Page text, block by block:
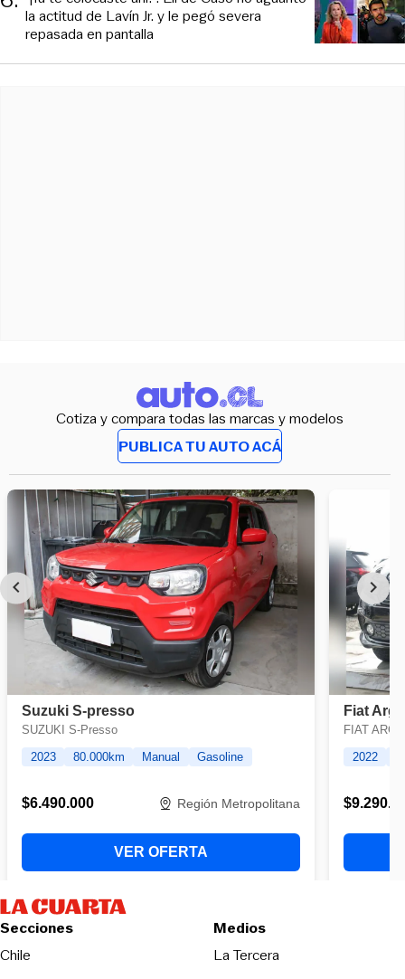
la actitud de Lavín Jr. y le pegó severa
repasada en pantalla
Cotiza y compara todas las marcas y modelos
PUBLICA TU AUTO ACÁ
Secciones
Chile
Medios
La TerceraOpens in new